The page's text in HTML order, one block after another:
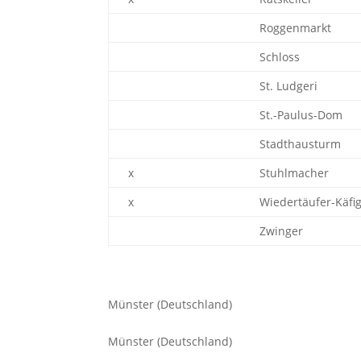
Roggenmarkt
Schloss
St. Ludgeri
St.-Paulus-Dom
Stadthausturm
x
Stuhlmacher
x
Wiedertäufer-
Zwinger
Münster (Deutschland)
Münster (Deutschland)